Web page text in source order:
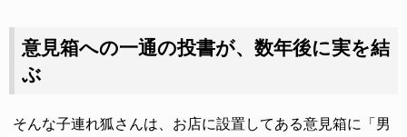
意見箱への一通の投書が、数年後に実を結
ぶ
そんな子連れ狐さんは、お店に設置してある意見箱に「男